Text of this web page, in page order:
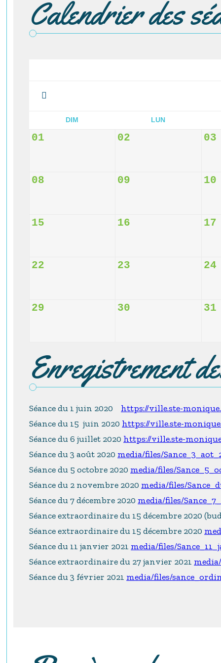
Calendrier des
DIM LUN
01 02 03
08 09 10
15 16 17
22 23 24
29 30 31
Enregistrement
Séance du 1 juin 2020 https://ville.ste-
Séance du 15 juin 2020 https://ville.ste-
Séance du 6 juillet 2020 https://ville.ste-
Séance du 3 août 2020 media/files/
Séance du 5 octobre 2020 media/files/
Séance du 2 novembre 2020 media/files/
Séance du 7 décembre 2020 media/files/
Séance extraordinaire du 15 décembre 2020
Séance extraordinaire du 15 décembre 2020
Séance du 11 janvier 2021 media/files/
Séance extraordinaire du 27 janvier 2021
Séance du 3 février 2021 media/files/